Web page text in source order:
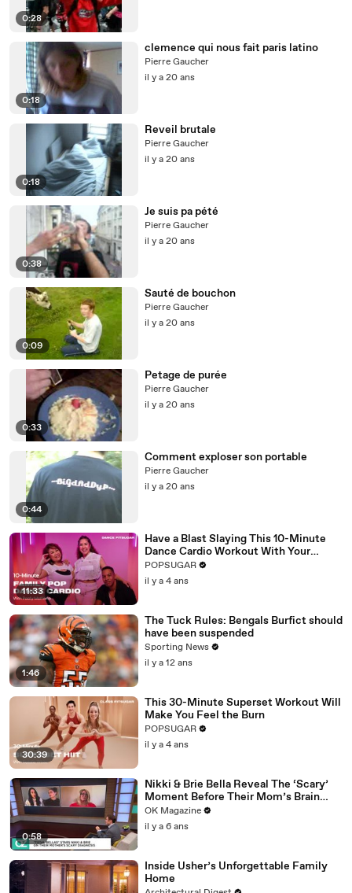
0:28
0:18
clemence qui nous fait paris latino
Pierre Gaucher
il y a 20 ans
0:18
Reveil brutale
Pierre Gaucher
il y a 20 ans
0:38
Je suis pa pété
Pierre Gaucher
il y a 20 ans
0:09
Sauté de bouchon
Pierre Gaucher
il y a 20 ans
0:33
Petage de purée
Pierre Gaucher
il y a 20 ans
0:44
Comment exploser son portable
Pierre Gaucher
il y a 20 ans
11:33
Have a Blast Slaying This 10-Minute
Dance Cardio Workout With Your
Family
POPSUGAR
il y a 4 ans
1:46
The Tuck Rules: Bengals Burfict should
have been suspended
Sporting News
il y a 12 ans
30:39
This 30-Minute Superset Workout Will
Make You Feel the Burn
POPSUGAR
il y a 4 ans
0:58
Nikki & Brie Bella Reveal The ‘Scary’
Moment Before Their Mom’s Brain
Surgery: Watch
OK Magazine
il y a 6 ans
Inside Usher’s Unforgettable Family
Home